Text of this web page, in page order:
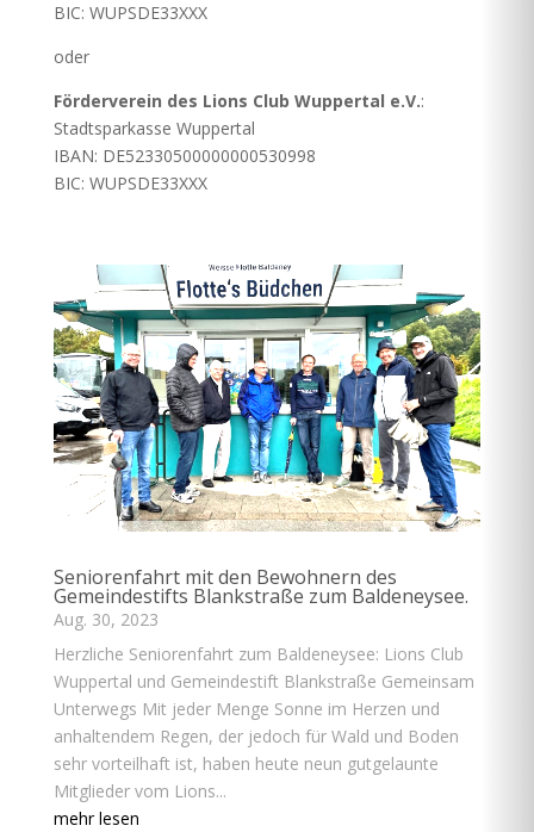
BIC: WUPSDE33XXX
oder
Förderverein des Lions Club Wuppertal e.V.:
Stadtsparkasse Wuppertal
IBAN: DE52330500000000530998
BIC: WUPSDE33XXX
Seniorenfahrt mit den Bewohnern des
Gemeindestifts Blankstraße zum Baldeneysee.
Aug. 30, 2023
Herzliche Seniorenfahrt zum Baldeneysee: Lions Club
Wuppertal und Gemeindestift Blankstraße Gemeinsam
Unterwegs Mit jeder Menge Sonne im Herzen und
anhaltendem Regen, der jedoch für Wald und Boden
sehr vorteilhaft ist, haben heute neun gutgelaunte
Mitglieder vom Lions...
mehr lesen